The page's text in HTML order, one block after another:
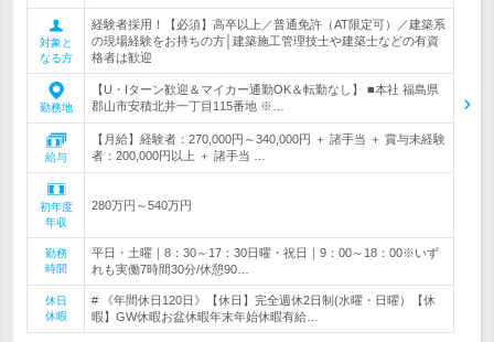
対象と
なる方
経験者採用！【必須】高卒以上／普通免許（AT限定可）／建築系
の現場経験をお持ちの方│建築施工管理技士や建築士などの有資
格者は歓迎
勤務地
【U・Iターン歓迎＆マイカー通勤OK＆転勤なし】 ■本社 福島県
郡山市安積北井一丁目115番地 ※…
給与
【月給】経験者：270,000円～340,000円 ＋ 諸手当 ＋ 賞与未経験
者：200,000円以上 ＋ 諸手当 …
初年度
年収
280万円～540万円
勤務
時間
平日・土曜｜8：30～17：30日曜・祝日｜9：00～18：00※いず
れも実働7時間30分/休憩90…
休日
休暇
# 《年間休日120日》【休日】完全週休2日制(水曜・日曜）【休
暇】GW休暇お盆休暇年末年始休暇有給…